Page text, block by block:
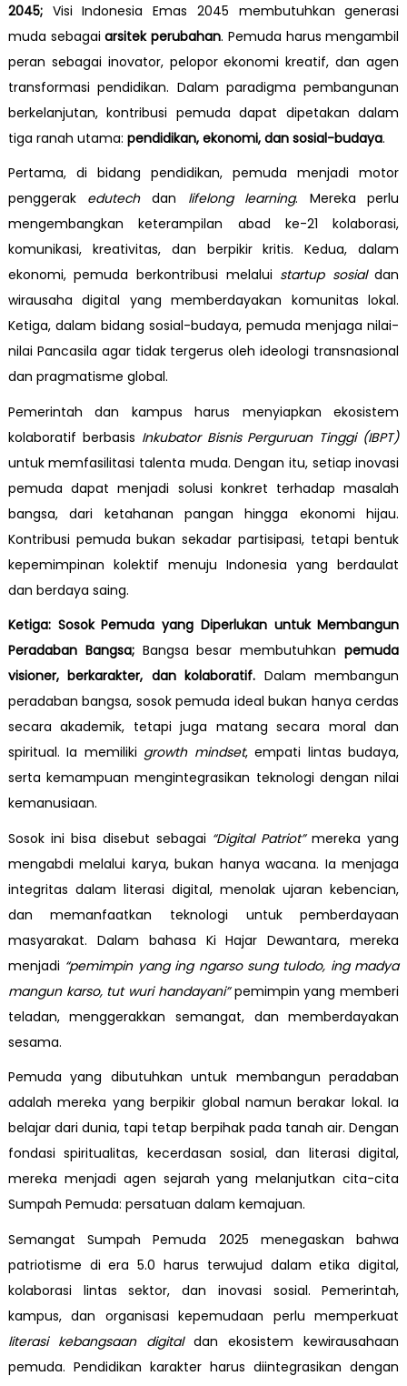
2045;Visi Indonesia Emas 2045 membutuhkan generasi
muda sebagaiarsitek perubahan. Pemuda harus mengambil
peran sebagai inovator, pelopor ekonomi kreatif, dan agen
transformasi pendidikan. Dalam paradigma pembangunan
berkelanjutan, kontribusi pemuda dapat dipetakan dalam
tiga ranah utama: pendidikan, ekonomi, dan sosial-budaya.
Pertama, di bidang pendidikan, pemuda menjadi motor
penggerak edutechdan lifelong learning. Mereka perlu
mengembangkan keterampilan abad ke-21 kolaborasi,
komunikasi, kreativitas, dan berpikir kritis. Kedua, dalam
ekonomi, pemuda berkontribusi melalui startup sosialdan
wirausaha digital yang memberdayakan komunitas lokal.
Ketiga, dalam bidang sosial-budaya, pemuda menjaga nilai-
nilai Pancasila agar tidak tergerus oleh ideologi transnasional
dan pragmatisme global.
Pemerintah dan kampus harus menyiapkan ekosistem
kolaboratif berbasis Inkubator Bisnis Perguruan Tinggi (IBPT)
untuk memfasilitasi talenta muda. Dengan itu, setiap inovasi
pemuda dapat menjadi solusi konkret terhadap masalah
bangsa, dari ketahanan pangan hingga ekonomi hijau.
Kontribusi pemuda bukan sekadar partisipasi, tetapi bentuk
kepemimpinan kolektif menuju Indonesia yang berdaulat
dan berdaya saing.
Ketiga: Sosok Pemuda yang Diperlukan untuk Membangun
Peradaban Bangsa;Bangsa besar membutuhkanpemuda
visioner, berkarakter, dan kolaboratif. Dalam membangun
peradaban bangsa, sosok pemuda ideal bukan hanya cerdas
secara akademik, tetapi juga matang secara moral dan
spiritual. Ia memiliki growth mindset, empati lintas budaya,
serta kemampuan mengintegrasikan teknologi dengan nilai
kemanusiaan.
Sosok ini bisa disebut sebagai “Digital Patriot”mereka yang
mengabdi melalui karya, bukan hanya wacana. Ia menjaga
integritas dalam literasi digital, menolak ujaran kebencian,
dan memanfaatkan teknologi untuk pemberdayaan
masyarakat. Dalam bahasa Ki Hajar Dewantara, mereka
menjadi “pemimpin yang ing ngarso sung tulodo, ing madya
mangun karso, tut wuri handayani”pemimpin yang memberi
teladan, menggerakkan semangat, dan memberdayakan
sesama.
Pemuda yang dibutuhkan untuk membangun peradaban
adalah mereka yang berpikir global namun berakar lokal. Ia
belajar dari dunia, tapi tetap berpihak pada tanah air. Dengan
fondasi spiritualitas, kecerdasan sosial, dan literasi digital,
mereka menjadi agen sejarah yang melanjutkan cita-cita
Sumpah Pemuda: persatuan dalam kemajuan.
Semangat Sumpah Pemuda 2025 menegaskan bahwa
patriotisme di era 5.0 harus terwujud dalam etika digital,
kolaborasi lintas sektor, dan inovasi sosial. Pemerintah,
kampus, dan organisasi kepemudaan perlu memperkuat
literasi kebangsaan digitaldan ekosistem kewirausahaan
pemuda. Pendidikan karakter harus diintegrasikan dengan